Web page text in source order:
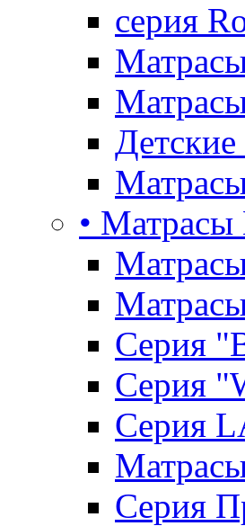
серия
• Матрасы
Серия
Серия
Серия
Серия